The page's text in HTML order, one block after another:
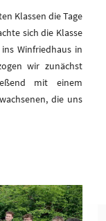
Klassen die Tage
sich die Klasse
Winfriedhaus in
wir zunächst
mit einem
die uns